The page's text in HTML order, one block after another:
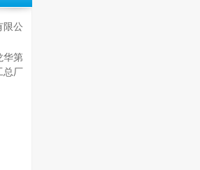
限公
华第
总厂